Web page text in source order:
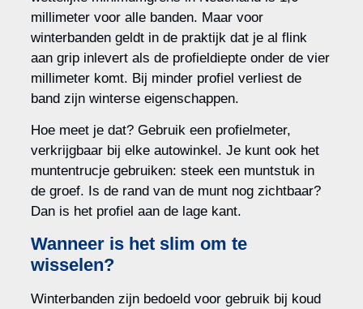
millimeter voor alle banden. Maar voor
winterbanden geldt in de praktijk dat je al flink
aan grip inlevert als de profieldiepte onder de vier
millimeter komt. Bij minder profiel verliest de
band zijn winterse eigenschappen.
Hoe meet je dat? Gebruik een profielmeter,
verkrijgbaar bij elke autowinkel. Je kunt ook het
muntentrucje gebruiken: steek een muntstuk in
de groef. Is de rand van de munt nog zichtbaar?
Dan is het profiel aan de lage kant.
Wanneer is het slim om te
wisselen?
Winterbanden zijn bedoeld voor gebruik bij koud